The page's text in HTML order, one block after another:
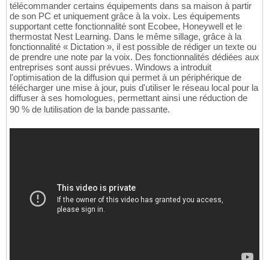
télécommander certains équipements dans sa maison à partir
de son PC et uniquement grâce à la voix. Les équipements
supportant cette fonctionnalité sont Ecobee, Honeywell et le
thermostat Nest Learning. Dans le même sillage, grâce à la
fonctionnalité « Dictation », il est possible de rédiger un texte ou
de prendre une note par la voix. Des fonctionnalités dédiées aux
entreprises sont aussi prévues. Windows a introduit
l'optimisation de la diffusion qui permet à un périphérique de
télécharger une mise à jour, puis d'utiliser le réseau local pour la
diffuser à ses homologues, permettant ainsi une réduction de
90 % de lutilisation de la bande passante.